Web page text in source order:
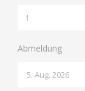
Abmeldung